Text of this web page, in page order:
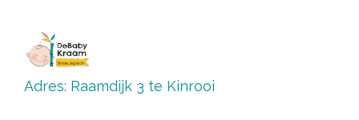
Adres: Raamdijk 3 te Kinrooi